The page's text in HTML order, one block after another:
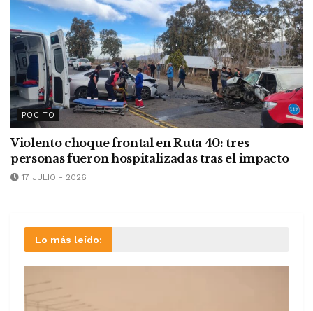
POCITO
Violento choque frontal en Ruta 40: tres
personas fueron hospitalizadas tras el impacto
17 JULIO - 2026
Lo más leído: